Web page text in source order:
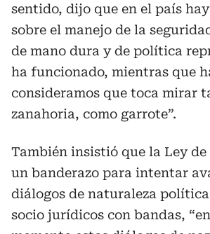
sentido, dijo que en el país
sobre el manejo de la
de mano dura y de política
ha funcionado, mientras que
consideramos que toca mirar
zanahoria, como garrote”.
También insistió que la Ley de
un banderazo para intentar
diálogos de naturaleza
socio jurídicos con bandas,